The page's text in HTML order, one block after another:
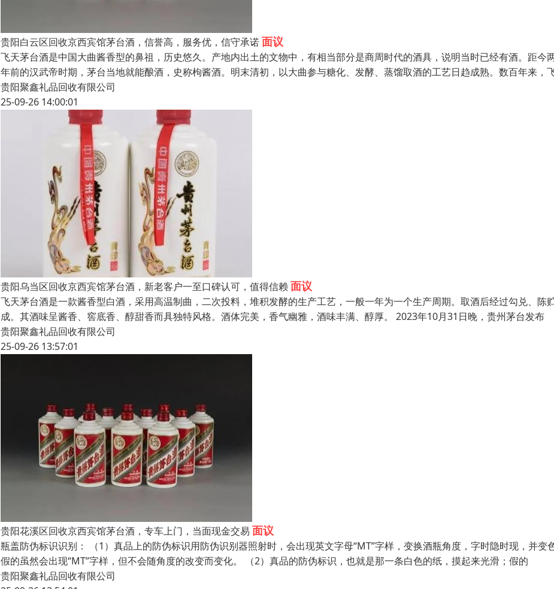
贵阳白云区回收京西宾馆茅台酒，信誉高，服务优，信守承诺面议
飞天茅台酒是中国大曲酱香型的鼻祖，历史悠久。产地内出土的文物中，有相当部分是商周时代的酒具，说明当时已经有酒。距今
年前的汉武帝时期，茅台当地就能酿酒，史称枸酱酒。明末清初，以大曲参与糖化、发酵、蒸馏取酒的工艺日趋成熟。数百年来，
贵阳聚鑫礼品回收有限公司
25-09-26 14:00:01
贵阳乌当区回收京西宾馆茅台酒，新老客户一至口碑认可，值得信赖 面议
飞天茅台酒是一款酱香型白酒，采用高温制曲，二次投料，堆积发酵的生产工艺，一般一年为一个生产周期。取酒后经过勾兑、陈
成。其酒味呈酱香、窖底香、醇甜香而具独特风格。酒体完美，香气幽雅，酒味丰满、醇厚。 2023年10月31日晚，贵州茅台发布
贵阳聚鑫礼品回收有限公司
25-09-26 13:57:01
贵阳花溪区回收京西宾馆茅台酒，专车上门，当面现金交易 面议
瓶盖防伪标识识别： （1）真品上的防伪标识用防伪识别器照射时，会出现英文字母“MT”字样，变换酒瓶角度，字时隐时现，并变
假的虽然会出现“MT”字样，但不会随角度的改变而变化。 （2）真品的防伪标识，也就是那一条白色的纸，摸起来光滑；假的
贵阳聚鑫礼品回收有限公司